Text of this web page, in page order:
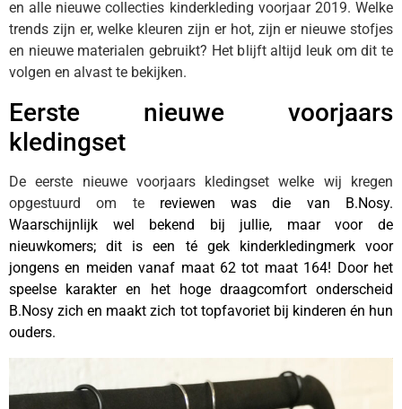
en alle nieuwe collecties kinderkleding voorjaar 2019. Welke
trends zijn er, welke kleuren zijn er hot, zijn er nieuwe stofjes
en nieuwe materialen gebruikt? Het blijft altijd leuk om dit te
volgen en alvast te bekijken.
Eerste nieuwe voorjaars
kledingset
De eerste nieuwe voorjaars kledingset welke wij kregen
opgestuurd om tereviewen was die van B.Nosy.
Waarschijnlijk wel bekend bij jullie, maar voor de
nieuwkomers; dit is een té gek kinderkledingmerk voor
jongens en meiden vanaf maat 62 tot maat 164! Door het
speelse karakter en het hoge draagcomfort onderscheid
B.Nosy zich en maakt zich tot topfavoriet bij kinderen én hun
ouders.